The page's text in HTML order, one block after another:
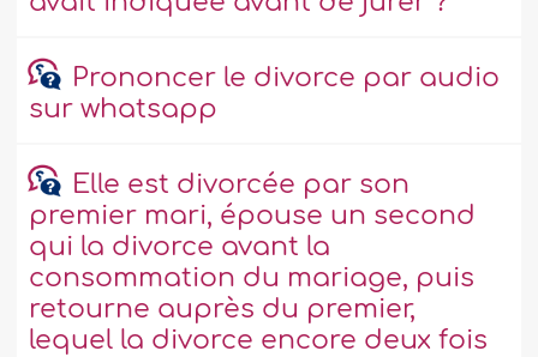
Prononcer le divorce par audio
sur whatsapp
Elle est divorcée par son
premier mari, épouse un second
qui la divorce avant la
consommation du mariage, puis
retourne auprès du premier,
lequel la divorce encore deux fois